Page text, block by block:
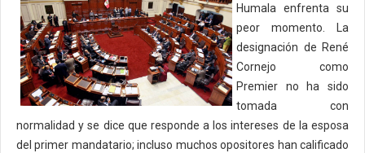
Humala enfrenta su
peor momento. La
designación de René
Cornejo como
Premier no ha sido
tomada con
normalidad y se dice que responde a los intereses de la esposa
del primer mandatario; incluso muchos opositores han calificado